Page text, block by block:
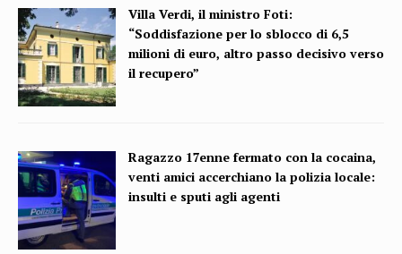
Villa Verdi, il ministro Foti:
“Soddisfazione per lo sblocco di 6,5
milioni di euro, altro passo decisivo verso
il recupero”
Ragazzo 17enne fermato con la cocaina,
venti amici accerchiano la polizia locale:
insulti e sputi agli agenti